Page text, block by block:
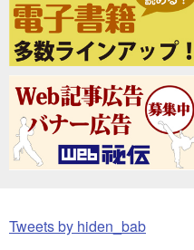
Tweets by hiden_bab